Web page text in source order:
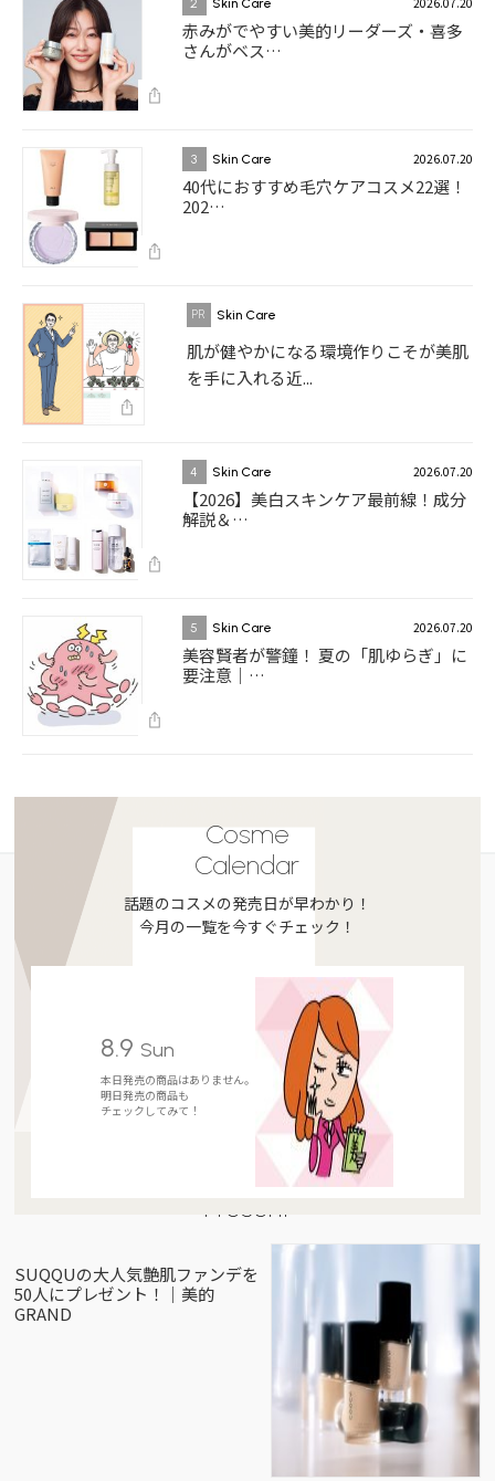
2 Skin Care
赤みがでやすい美的リーダーズ・喜多
さんがベス…
3 Skin Care 2026.07.20
40代におすすめ毛穴ケアコスメ22選！
202…
Skin Care
肌が健やかになる環境作りこそが美肌
を手に入れる近...
4 Skin Care 2026.07.20
【2026】美白スキンケア最前線！成分
解説＆…
5 Skin Care 2026.07.20
美容賢者が警鐘！ 夏の「肌ゆらぎ」に
要注意｜…
Cosme
Calendar
話題のコスメの発売日が早わかり！
今月の一覧を今すぐチェック！
8.9 Sun
本日発売の商品はありません。
明日発売の商品も
チェックしてみて！
Present
SUQQUの大人気艶肌ファンデを
50人にプレゼント！｜美的
GRAND